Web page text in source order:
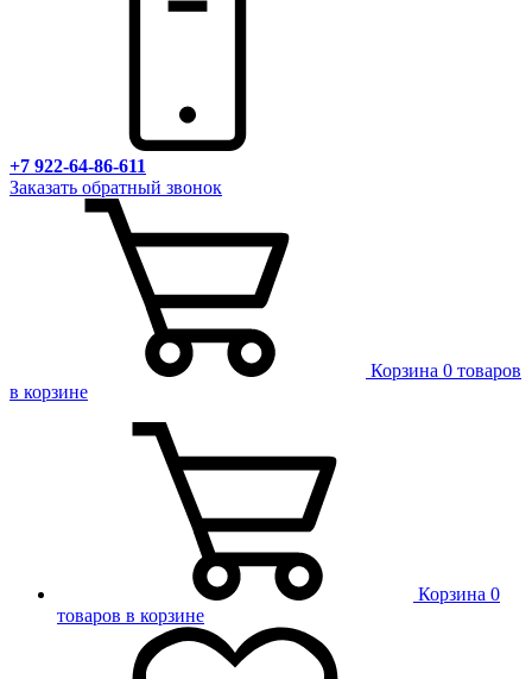
+7 922-64-86-611
Заказать обратный звонок
Корзина 0 товаров
в корзине
Корзина 0
товаров в корзине